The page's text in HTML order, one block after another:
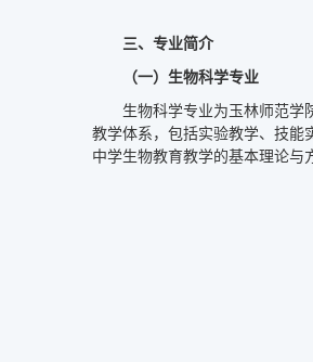
三、专业简介
（一）生物科学专业
生物科学专业为玉林师范学
教学体系，包括实验教学、技能
中学生物教育教学的基本理论与